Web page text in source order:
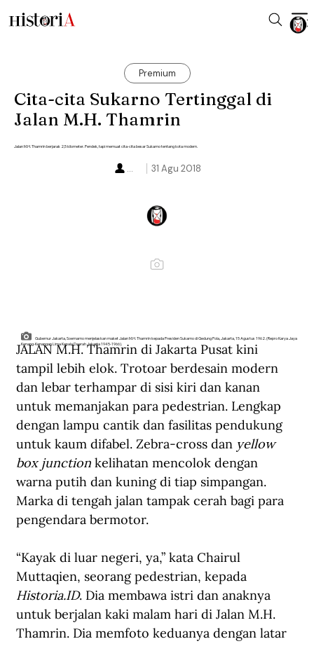
Premium
Cita-cita Sukarno Tertinggal di
Jalan M.H. Thamrin
Jalan M.H. Thamrin berjarak 2,5 kilometer. Pendek, tapi memuat cita-cita besar Sukarno tentang kota modern.
31 Agu 2018
...
Gubernur Jakarta, Soemarno menjelaskan maket Jalan M.H. Thamrin kepada Presiden Sukarno di Gedung Pola, Jakarta, 15 Agustus 1962. (Repro Karya Jaya
Kenang-Kenangan Lima Kepala Daerah Jakarta 1945-1966).
JALAN M.H. Thamrin di Jakarta Pusat kini
tampil lebih elok. Trotoar berdesain modern
dan lebar terhampar di sisi kiri dan kanan
untuk memanjakan para pedestrian. Lengkap
dengan lampu cantik dan fasilitas pendukung
untuk kaum difabel. Zebra-cross dan yellow
box junction kelihatan mencolok dengan
warna putih dan kuning di tiap simpangan.
Marka di tengah jalan tampak cerah bagi para
pengendara bermotor.
“Kayak di luar negeri, ya,” kata Chairul
Muttaqien, seorang pedestrian, kepada
Historia.ID. Dia membawa istri dan anaknya
untuk berjalan kaki malam hari di Jalan M.H.
Thamrin. Dia memfoto keduanya dengan latar